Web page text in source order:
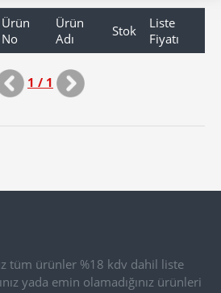
Ürün
No
Ürün
Adı
Stok
Liste
Fiyatı
1 / 1
tüm ürünler %18 kdv dahil liste
yada emin olamadığınız ürünleri